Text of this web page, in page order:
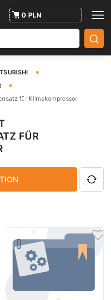
0 PLN
für Klimakompressor
FÜR